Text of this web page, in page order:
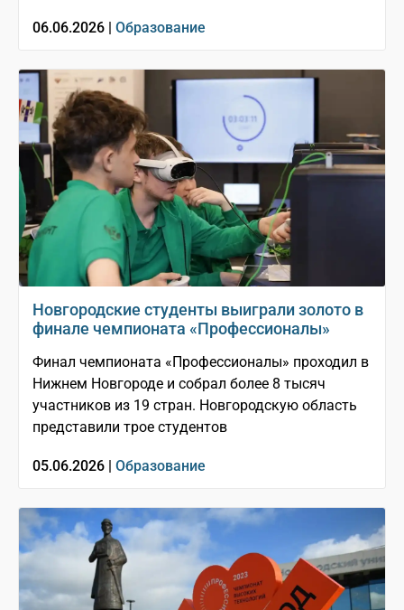
06.06.2026 | Образование
Новгородские студенты выиграли золото в
финале чемпионата «Профессионалы»
Финал чемпионата «Профессионалы» проходил в
Нижнем Новгороде и собрал более 8 тысяч
участников из 19 стран. Новгородскую область
представили трое студентов
05.06.2026 | Образование